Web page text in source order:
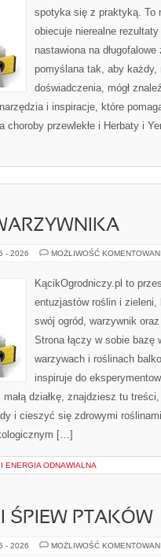
spotyka się z praktyką. To
obiecuje nierealne
nastawiona na
pomyślana tak, aby każdy,
doświadczenia, mógł
i inspiracje, które
choroby przewlekłe i Herbaty i
- 2026 MOŻLIWOŚĆ
KącikOgrodniczy.pl to
entuzjastów roślin i
swój ogród, warzywnik
Strona łączy w sobie bazę
warzywach i roślinach
inspiruje do
działkę, znajdziesz tu
i cieszyć się zdrowymi
[…]
ENERGIA ODNAWIALNA
ŚPIEW PTAKÓW
- 2026 MOŻLIWOŚĆ